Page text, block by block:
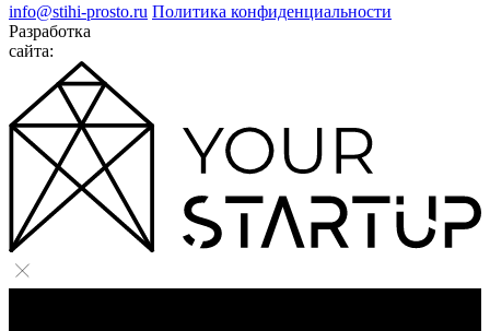
info@stihi-prosto.ru Политика конфиденциальности
Разработка
сайта: